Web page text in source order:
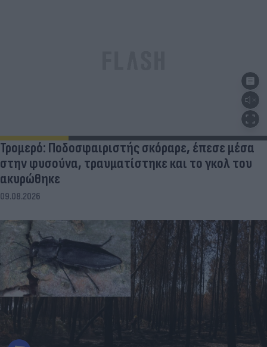
Τρομερό: Ποδοσφαιριστής σκόραρε, έπεσε μέσα
στην φυσούνα, τραυματίστηκε και το γκολ του
ακυρώθηκε
09.08.2026